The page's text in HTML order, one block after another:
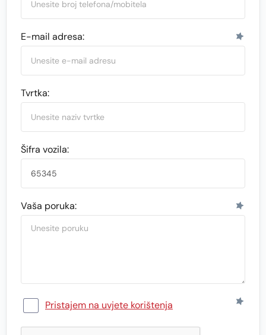
E-mail adresa:
Tvrtka:
Šifra vozila:
Vaša poruka:
Pristajem na uvjete korištenja